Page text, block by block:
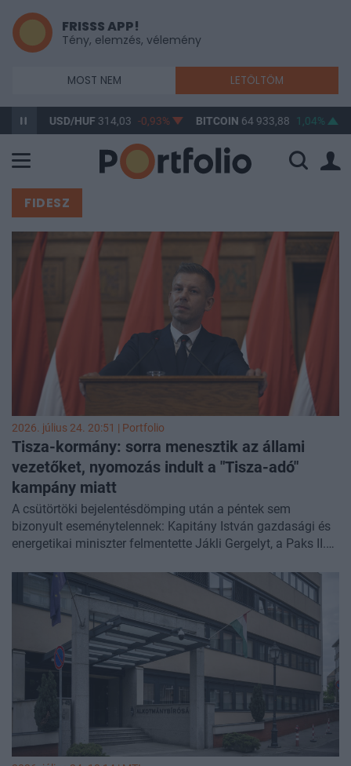
FRISSS APP!
Tény, elemzés, vélemény
MOST NEM LETÖLTÖM
USD/HUF 314,03 -0,93% BITCOIN 64 933,88 1,04% BUX 148
FIDESZ
2026. július 24. 20:51 | Portfolio
Tisza-kormány: sorra menesztik az állami
vezetőket, nyomozás indult a "Tisza-adó"
kampány miatt
A csütörtöki bejelentésdömping után a péntek sem
bizonyult eseménytelennek: Kapitány István gazdasági és
energetikai miniszter felmentette Jákli Gergelyt, a Paks II.
folyamán bemutatják. Nem ő az egyetlen állami vezető,
akit felmentettek: három kiemelt országos közgyűjtemény,
így például a Természettudományi Múzeum vezetőjét is
menesztették. Közben egy kiszivárgott belső levélből az
derült ki, hogy az ügyészségen belül már májusban attól
tartottak, súlyos presztízsveszteséget okozhat a
vádhatóságnak az aranykonvoj-ügy. Magyar Péter
személyi védelmét a TEK vette át, a miniszterelnök pedig
üzent Hankó Balázsnak, azt sejtetve, hogy napokon belül új
fejlemények jönnek. Az ügyészség hűtlen kezelés gyanúja
miatt nyomozást indít aTisza Párt állítólagos adóemelési